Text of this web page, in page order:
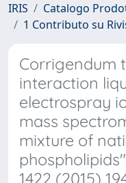
IRIS
Catalogo
1 Contributo su
Corrigendum
interaction
electrospray
mass
mixture of
1422 (2015)